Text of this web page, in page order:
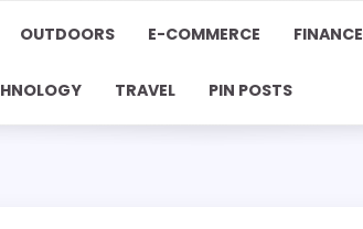
OUTDOORS E-COMMERCE FINANCE
TRAVEL PIN POSTS